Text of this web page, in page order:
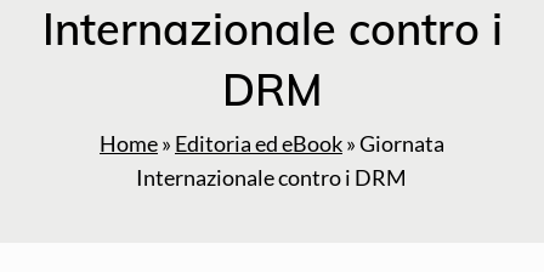
Internazionale contro i
DRM
Home» Editoria ed eBook»Giornata
Internazionale contro i DRM